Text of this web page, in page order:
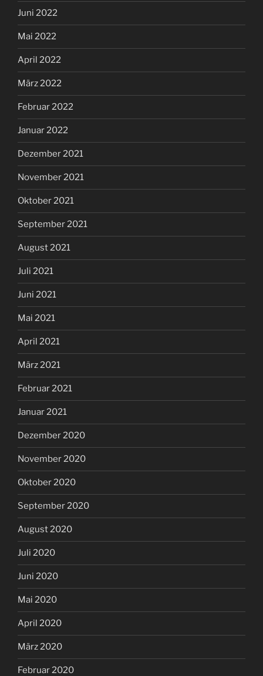
Juni 2022
Mai 2022
April 2022
März 2022
Februar 2022
Januar 2022
Dezember 2021
November 2021
Oktober 2021
September 2021
August 2021
Juli 2021
Juni 2021
Mai 2021
April 2021
März 2021
Februar 2021
Januar 2021
Dezember 2020
November 2020
Oktober 2020
September 2020
August 2020
Juli 2020
Juni 2020
Mai 2020
April 2020
März 2020
Februar 2020